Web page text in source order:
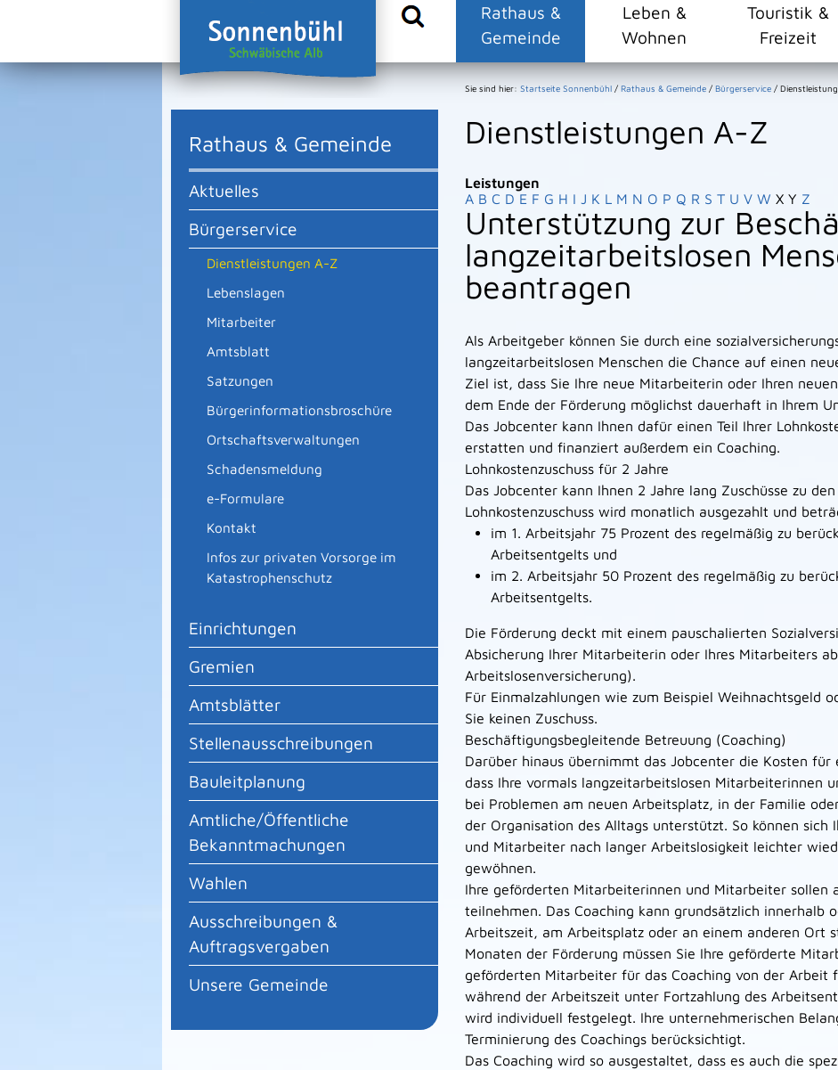
Rathaus &
Gemeinde
Leben &
Wohnen
Touristik &
Freizeit
Rathaus & Gemeinde
Aktuelles
Bürgerservice
Dienstleistungen A-Z
Lebenslagen
Mitarbeiter
Amtsblatt
Satzungen
Bürgerinformationsbroschüre
Ortschaftsverwaltungen
Schadensmeldung
e-Formulare
Kontakt
Infos zur privaten Vorsorge im
Katastrophenschutz
Einrichtungen
Gremien
Amtsblätter
Stellenausschreibungen
Bauleitplanung
Amtliche/Öffentliche
Bekanntmachungen
Wahlen
Ausschreibungen &
Auftragsvergaben
Unsere Gemeinde
Sie sind hier: Startseite Sonnenbühl / Rathaus & Gemeinde / Bürgerservice /
Dienstleistungen A-Z
Leistungen
A B C D E F G H I J K L M N O P Q R S T U V W X Y Z
Unterstützung zur
langzeitarbeitslosen
beantragen
Als Arbeitgeber können Sie durch eine
langzeitarbeitslosen Menschen die Chance auf einen
Ziel ist, dass Sie Ihre neue Mitarbeiterin oder Ihren
dem Ende der Förderung möglichst dauerhaft in Ihrem
Das Jobcenter kann Ihnen dafür einen Teil Ihrer
erstatten und finanziert außerdem ein Coaching.
Lohnkostenzuschuss für 2 Jahre
Das Jobcenter kann Ihnen 2 Jahre lang Zuschüsse zu
Lohnkostenzuschuss wird monatlich ausgezahlt und
im 1. Arbeitsjahr 75 Prozent des regelmäßig zu
Arbeitsentgelts und
im 2. Arbeitsjahr 50 Prozent des regelmäßig zu
Arbeitsentgelts.
Die Förderung deckt mit einem pauschalierten
Absicherung Ihrer Mitarbeiterin oder Ihres Mitarbeiters
Arbeitslosenversicherung).
Für Einmalzahlungen wie zum Beispiel Weihnachtsgeld
Sie keinen Zuschuss.
Beschäftigungsbegleitende Betreuung (Coaching)
Darüber hinaus übernimmt das Jobcenter die Kosten für
dass Ihre vormals langzeitarbeitslosen Mitarbeiterinnen
bei Problemen am neuen Arbeitsplatz, in der Familie
der Organisation des Alltags unterstützt. So können sich
und Mitarbeiter nach langer Arbeitslosigkeit leichter
gewöhnen.
Ihre geförderten Mitarbeiterinnen und Mitarbeiter sollen
teilnehmen. Das Coaching kann grundsätzlich innerhalb
Arbeitszeit, am Arbeitsplatz oder an einem anderen Ort
Monaten der Förderung müssen Sie Ihre geförderte
geförderten Mitarbeiter für das Coaching von der Arbeit
während der Arbeitszeit unter Fortzahlung des
wird individuell festgelegt. Ihre unternehmerischen
Terminierung des Coachings berücksichtigt.
Das Coaching wird so ausgestaltet, dass es auch die